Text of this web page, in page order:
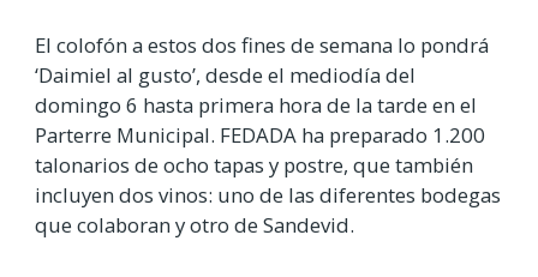
El colofón a estos dos fines de semana lo pondrá
‘Daimiel al gusto’, desde el mediodía del
domingo 6 hasta primera hora de la tarde en el
Parterre Municipal. FEDADA ha preparado 1.200
talonarios de ocho tapas y postre, que también
incluyen dos vinos: uno de las diferentes bodegas
que colaboran y otro de Sandevid.